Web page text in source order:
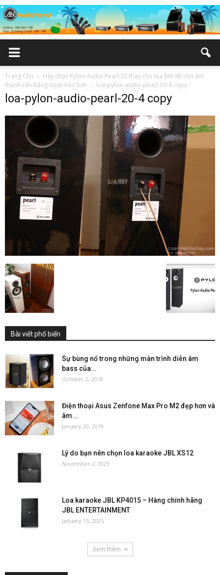
Trang Chủ
Hãy chọn Pylon Audio Pearl 20 thay cho loa BW để cho âm
thanh cân bằng tuyệt hảo hơn
loa-pylon-audio-pearl-20-4 copy
loa-pylon-audio-pearl-20-4 copy
Bài viết phổ biến
Sự bùng nổ trong những màn trình diễn âm
bass của...
October 2, 2018
Điện thoại Asus Zenfone Max Pro M2 đẹp hơn và
âm...
January 20, 2019
Lý do bạn nên chọn loa karaoke JBL XS12
November 2, 2023
Loa karaoke JBL KP4015 – Hàng chính hãng
JBL ENTERTAINMENT
January 15, 2025
Xem thêm